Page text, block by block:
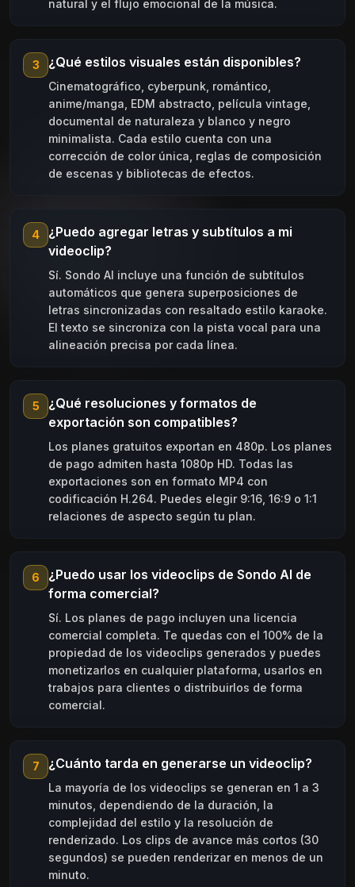
natural y el flujo emocional de la música.
3 ¿Qué estilos visuales están disponibles?
Cinematográfico, cyberpunk, romántico,
anime/manga, EDM abstracto, película vintage,
documental de naturaleza y blanco y negro
minimalista. Cada estilo cuenta con una
corrección de color única, reglas de composición
de escenas y bibliotecas de efectos.
4
¿Puedo agregar letras y subtítulos a mi
videoclip?
Sí. Sondo AI incluye una función de subtítulos
automáticos que genera superposiciones de
letras sincronizadas con resaltado estilo karaoke.
El texto se sincroniza con la pista vocal para una
alineación precisa por cada línea.
5
¿Qué resoluciones y formatos de
exportación son compatibles?
Los planes gratuitos exportan en 480p. Los planes
de pago admiten hasta 1080p HD. Todas las
exportaciones son en formato MP4 con
codificación H.264. Puedes elegir 9:16, 16:9 o 1:1
relaciones de aspecto según tu plan.
6
¿Puedo usar los videoclips de Sondo AI de
forma comercial?
Sí. Los planes de pago incluyen una licencia
comercial completa. Te quedas con el 100% de la
propiedad de los videoclips generados y puedes
monetizarlos en cualquier plataforma, usarlos en
trabajos para clientes o distribuirlos de forma
comercial.
7 ¿Cuánto tarda en generarse un videoclip?
La mayoría de los videoclips se generan en 1 a 3
minutos, dependiendo de la duración, la
complejidad del estilo y la resolución de
renderizado. Los clips de avance más cortos (30
segundos) se pueden renderizar en menos de un
minuto.